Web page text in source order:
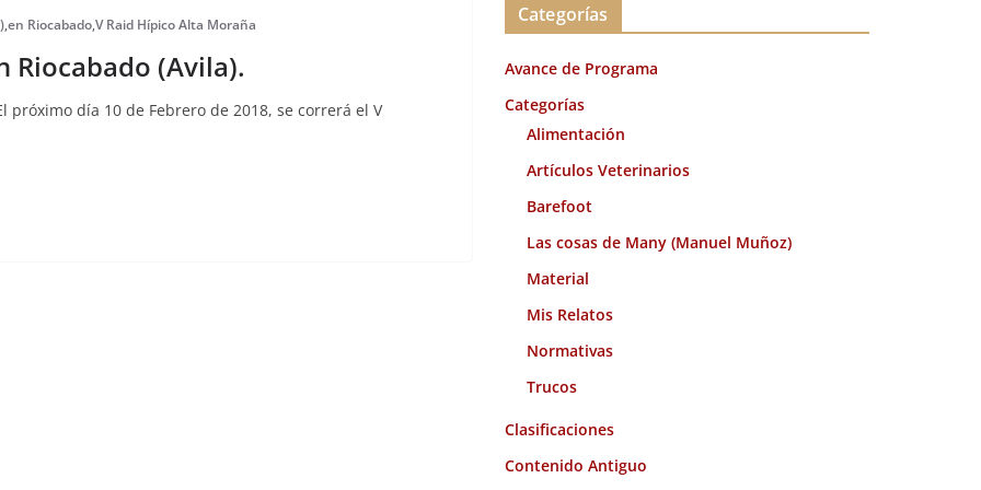
,en Riocabado,V Raid Hípico Alta Moraña
Riocabado (Avila).
próximo día 10 de Febrero de 2018, se correrá el V
v
o
Categorías
Avance de Programa
Categorías
Alimentación
Artículos Veterinarios
Barefoot
Las cosas de Many (Manuel Muñoz)
Material
Mis Relatos
Normativas
Trucos
Clasificaciones
Contenido Antiguo